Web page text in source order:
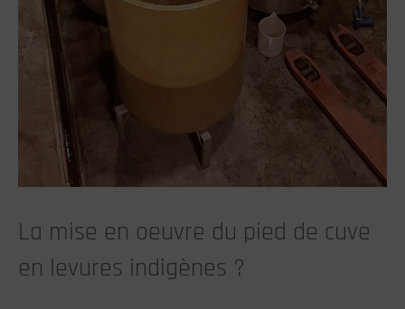
La mise en oeuvre du pied de cuve
en levures indigènes ?